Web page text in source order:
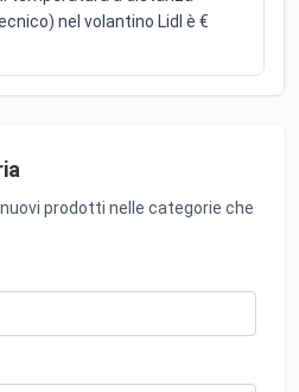
nel volantino Lidl è €
prodotti nelle categorie che